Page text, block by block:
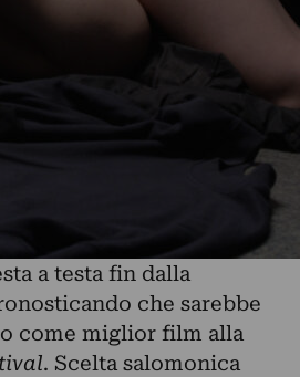
a testa fin dalla
che sarebbe
come miglior film alla
. Scelta salomonica